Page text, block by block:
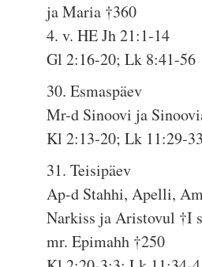
ja Maria †360
4. v. HE Jh 21:1-14
Gl 2:16-20; Lk 8:41-56
30. Esmaspäev
Mr-d Sinoovi ja
Kl 2:13-20; Lk 11:29-33
31. Teisipäev
Ap-d Stahhi, Apelli,
Narkiss ja Aristovul †I
mr. Epimahh †250